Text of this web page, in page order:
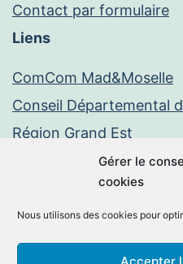
Gérer le
cookies
Nous utilisons des cookies pour
Accepter
Contact par formulaire
Liens
ComCom Mad&Moselle
Conseil Départemental
Région Grand Est
Paiement en ligne
Mentions légales